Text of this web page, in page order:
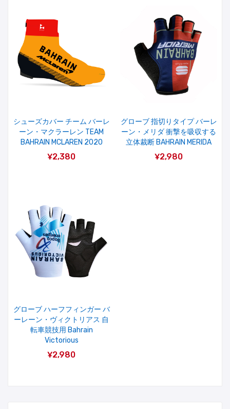
シューズカバー チーム バーレ
ーン・マクラーレン TEAM
BAHRAIN MCLAREN 2020
¥2,380
グローブ 指切りタイプ バーレ
ーン・メリダ 衝撃を吸収する
立体裁断 BAHRAIN MERIDA
¥2,980
グローブ ハーフフィンガー バ
ーレーン・ヴィクトリアス 自
転車競技用 Bahrain
Victorious
¥2,980